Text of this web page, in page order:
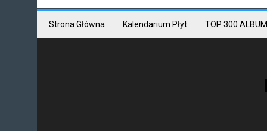
Strona Główna Kalendarium Płyt TOP 300